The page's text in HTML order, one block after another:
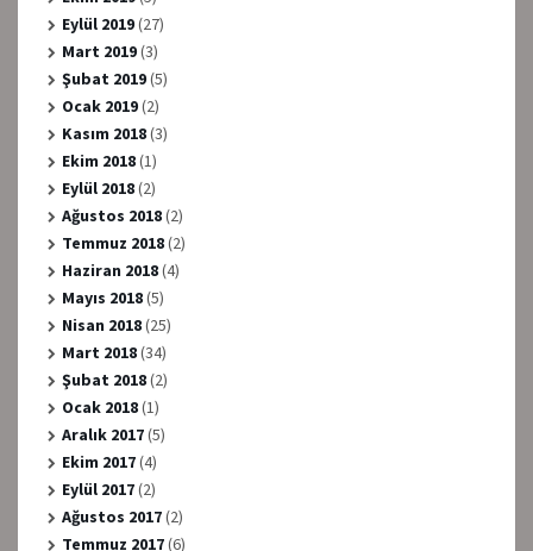
Eylül 2019(27)
Mart 2019(3)
Şubat 2019(5)
Ocak 2019(2)
Kasım 2018(3)
Ekim 2018(1)
Eylül 2018(2)
Ağustos 2018(2)
Temmuz 2018(2)
Haziran 2018(4)
Mayıs 2018(5)
Nisan 2018(25)
Mart 2018(34)
Şubat 2018(2)
Ocak 2018(1)
Aralık 2017(5)
Ekim 2017(4)
Eylül 2017(2)
Ağustos 2017(2)
Temmuz 2017(6)